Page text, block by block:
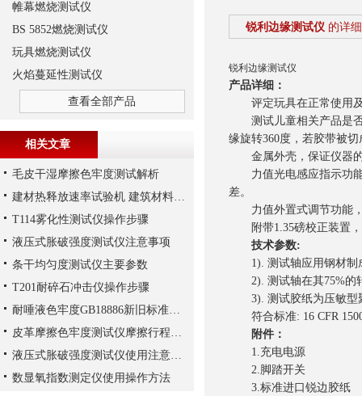
锐利边缘测试仪 的详
锐利边缘测试仪
产品详细：
评定玩具在正常使用及
测试儿童相关产品是否
缘旋转360度，若胶带被
金属外壳，保证仪器的
力值光电感应指示功能
差。
力值外置式调节功能，
附带1.35磅校正装置，
技术参数:
1). 测试轴应用钢材制成
2). 测试轴在其75%的
3). 测试胶纸为压敏型
符合标准: 16 CFR
附件：
1.充电电源
2.脚踏开关
3.标准进口锐边胶纸
帷幕燃烧测试仪
BS 5852燃烧测试仪
玩具燃烧测试仪
火焰蔓延性测试仪
查看全部产品
相关文章
毛皮干湿摩擦色牢度测试解析
建材热释放速率试验机 建筑材料防火测试仪 锥形量热仪
T114雾化性测试仪操作步骤
液压式胀破强度测试仪注意事项
条干均匀度测试仪主要参数
T201耐碎石冲击仪操作步骤
耐唾液色牢度GB18886新旧标准解析
皮革摩擦色牢度测试仪摩擦行程与摩擦频率
液压式胀破强度测试仪使用注意事项
数显氧指数测定仪使用操作方法